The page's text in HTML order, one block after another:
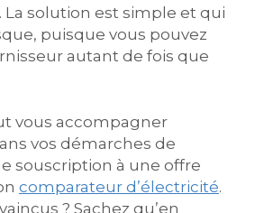
. La solution est simple et qui
puisque vous pouvez
autant de fois que
vous accompagner
vos démarches de
souscription à une offre
comparateur d’électricité.
? Sachez qu’en